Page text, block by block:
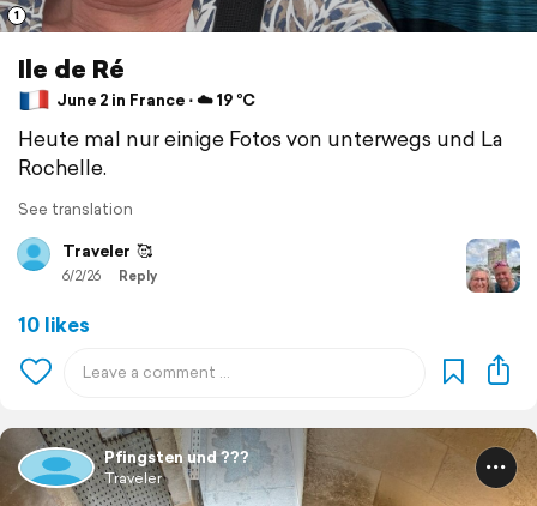
1
Ile de Ré
June 2 in France ⋅ ☁️ 19 °C
Heute mal nur einige Fotos von unterwegs und La
Rochelle.
See translation
Traveler 🥰
6/2/26 Reply
10 likes
Pfingsten und ???
Traveler